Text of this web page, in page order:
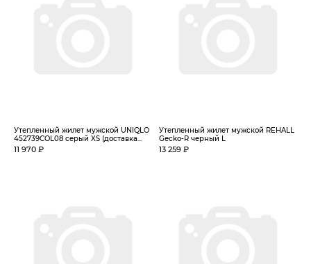
Утепленный жилет мужской UNIQLO
452739COL08 серый XS (доставка...
11 970 ₽
Утепленный жилет мужской REHALL
Gecko-R черный L
13 259 ₽